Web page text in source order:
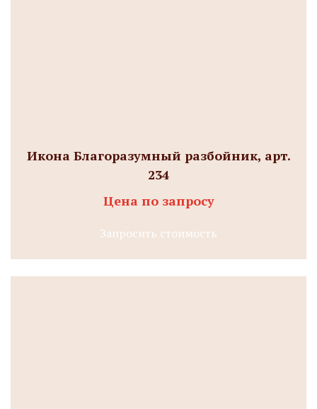
Икона Благоразумный разбойник, арт.
234
Цена по запросу
Запросить стоимость